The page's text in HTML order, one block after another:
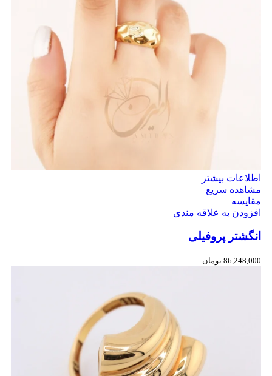
اطلاعات بیشتر
مشاهده سریع
مقایسه
افزودن به علاقه مندی
انگشتر پروفیلی
86,248,000 تومان